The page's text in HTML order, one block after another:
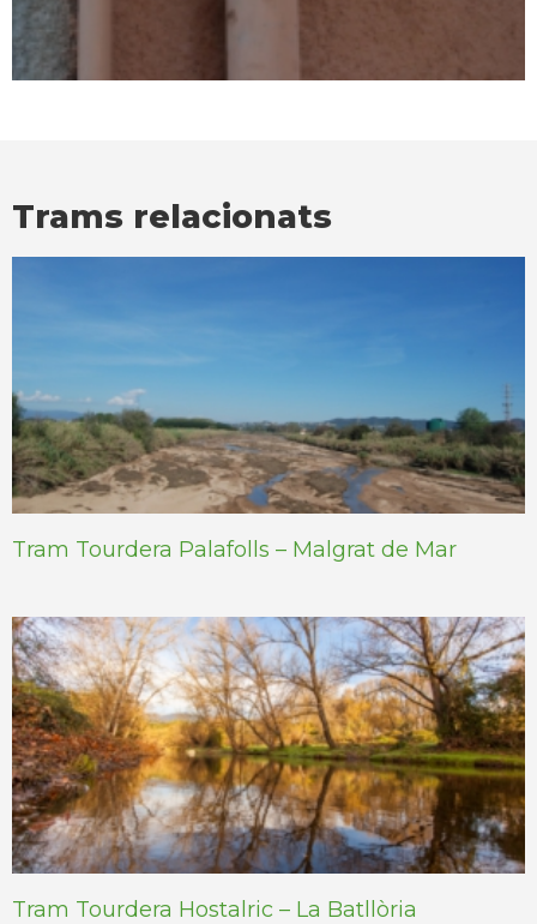
Trams relacionats
Tram Tourdera Palafolls – Malgrat de Mar
Tram Tourdera Hostalric – La Batllòria